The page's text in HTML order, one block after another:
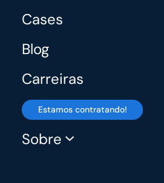
Cases
Blog
Carreiras
Estamos contratando!
Sobre